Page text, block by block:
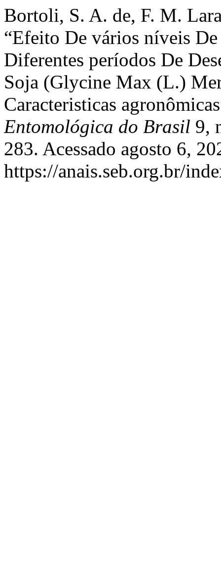
Bortoli, S. A. de, F. M.
“Efeito De vários níveis
Diferentes períodos De
Soja (Glycine Max (L.)
Caracteristicas
Entomológica do Brasil 9,
283. Acessado agosto 6,
https://anais.seb.org.br/